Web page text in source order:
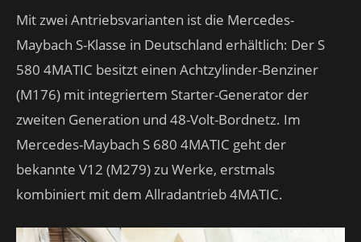
Mit zwei Antriebsvarianten ist die Mercedes-
Maybach S-Klasse in Deutschland erhältlich: Der S
580 4MATIC besitzt einen Achtzylinder-Benziner
(M176) mit integriertem Starter-Generator der
zweiten Generation und 48-Volt-Bordnetz. Im
Mercedes-Maybach S 680 4MATIC geht der
bekannte V12 (M279) zu Werke, erstmals
kombiniert mit dem Allradantrieb 4MATIC.